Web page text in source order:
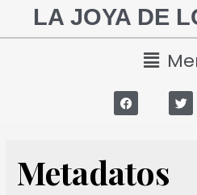
LA JOYA DE
Metadatos